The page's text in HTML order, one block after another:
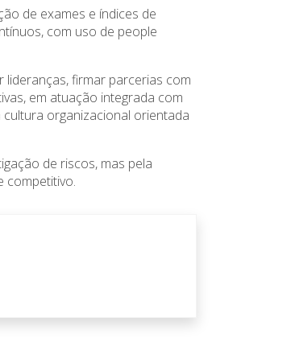
de exames e índices de
com uso de people
firmar parcerias com
em atuação integrada com
organizacional orientada
de riscos, mas pela
competitivo.